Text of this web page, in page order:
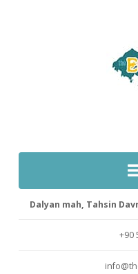
Dalyan mah, Tahsin
+90